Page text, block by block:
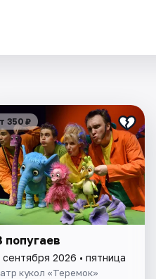
350 ₽
попугаев
сентября 2026 • пятница
кукол «Теремок»